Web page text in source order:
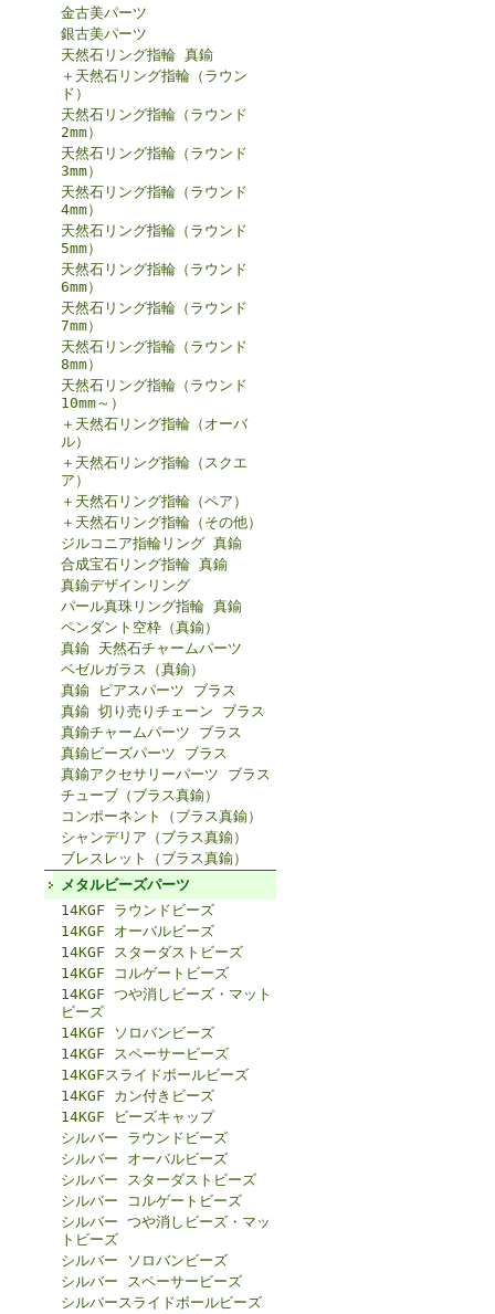
金古美パーツ
銀古美パーツ
天然石リング指輪 真鍮
＋天然石リング指輪（ラウン
ド）
天然石リング指輪（ラウンド
2mm）
天然石リング指輪（ラウンド
3mm）
天然石リング指輪（ラウンド
4mm）
天然石リング指輪（ラウンド
5mm）
天然石リング指輪（ラウンド
6mm）
天然石リング指輪（ラウンド
7mm）
天然石リング指輪（ラウンド
8mm）
天然石リング指輪（ラウンド
10mm～）
＋天然石リング指輪（オーバ
ル）
＋天然石リング指輪（スクエ
ア）
＋天然石リング指輪（ペア）
＋天然石リング指輪（その他）
ジルコニア指輪リング 真鍮
合成宝石リング指輪 真鍮
真鍮デザインリング
パール真珠リング指輪 真鍮
ペンダント空枠（真鍮）
真鍮 天然石チャームパーツ
ベゼルガラス（真鍮）
真鍮 ピアスパーツ ブラス
真鍮 切り売りチェーン ブラス
真鍮チャームパーツ ブラス
真鍮ビーズパーツ ブラス
真鍮アクセサリーパーツ ブラス
チューブ（ブラス真鍮）
コンポーネント（ブラス真鍮）
シャンデリア（ブラス真鍮）
ブレスレット（ブラス真鍮）
メタルビーズパーツ
14KGF ラウンドビーズ
14KGF オーバルビーズ
14KGF スターダストビーズ
14KGF コルゲートビーズ
14KGF つや消しビーズ・マット
ビーズ
14KGF ソロバンビーズ
14KGF スペーサービーズ
14KGFスライドボールビーズ
14KGF カン付きビーズ
14KGF ビーズキャップ
シルバー ラウンドビーズ
シルバー オーバルビーズ
シルバー スターダストビーズ
シルバー コルゲートビーズ
シルバー つや消しビーズ・マッ
トビーズ
シルバー ソロバンビーズ
シルバー スペーサービーズ
シルバースライドボールビーズ